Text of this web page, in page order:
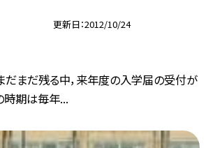
更新日 2012/10/24
まだ残る中，来年度の入学届の受付が
時期は毎年...